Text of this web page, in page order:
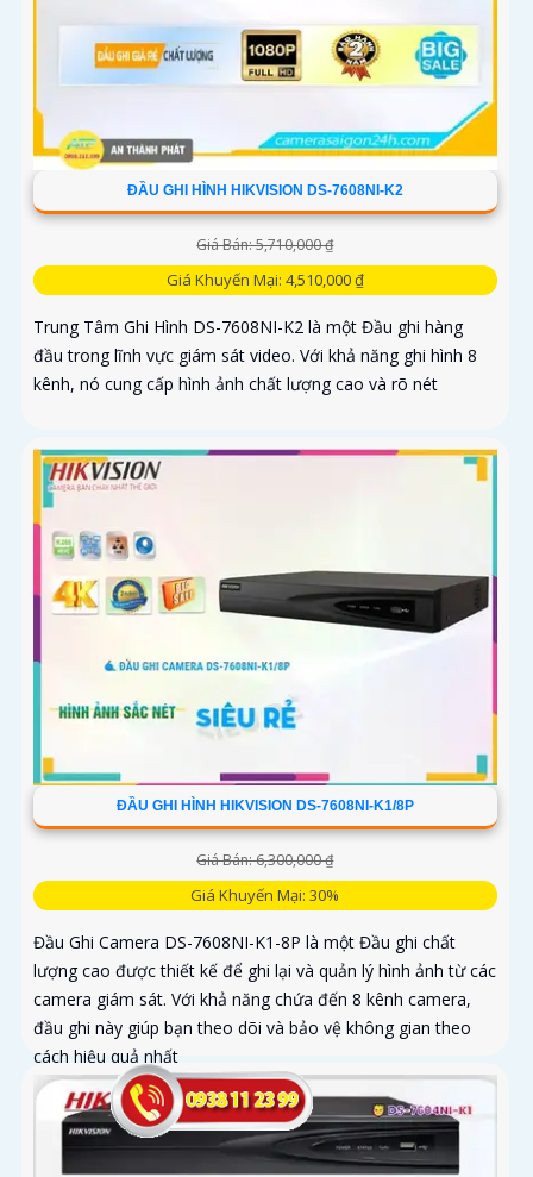
ĐẦU GHI HÌNH HIKVISION DS-7608NI-K2
Giá Bán: 5,710,000 ₫
Giá Khuyến Mại: 4,510,000 ₫
Trung Tâm Ghi Hình DS-7608NI-K2 là một Đầu ghi hàng
đầu trong lĩnh vực giám sát video. Với khả năng ghi hình 8
kênh, nó cung cấp hình ảnh chất lượng cao và rõ nét
ĐẦU GHI HÌNH HIKVISION DS-7608NI-K1/8P
Giá Bán: 6,300,000 ₫
Giá Khuyến Mại: 30%
Đầu Ghi Camera DS-7608NI-K1-8P là một Đầu ghi chất
lượng cao được thiết kế để ghi lại và quản lý hình ảnh từ các
camera giám sát. Với khả năng chứa đến 8 kênh camera,
đầu ghi này giúp bạn theo dõi và bảo vệ không gian theo
cách hiệu quả nhất